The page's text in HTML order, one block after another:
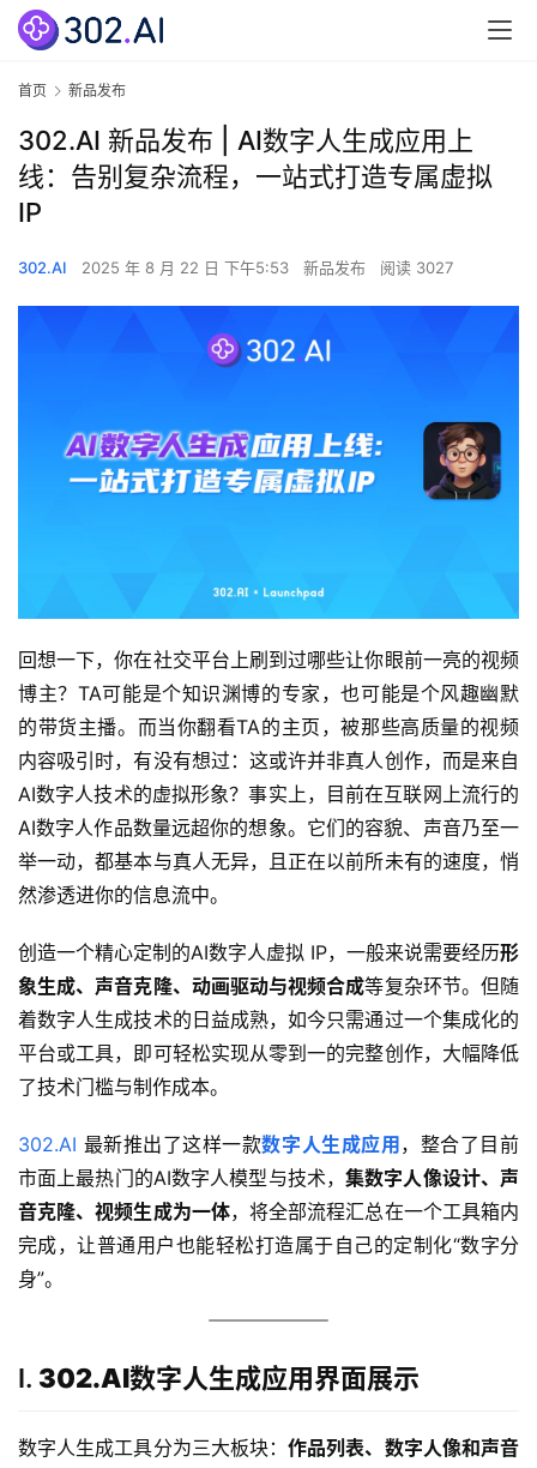
首页 新品发布
302.AI 新品发布 | AI数字人生成应用上
线：告别复杂流程，一站式打造专属虚拟
IP
302.AI 2025 年 8 月 22 日 下午5:53 新品发布 阅读 3027
回想一下，你在社交平台上刷到过哪些让你眼前一亮的视频
博主？TA可能是个知识渊博的专家，也可能是个风趣幽默
的带货主播。而当你翻看TA的主页，被那些高质量的视频
内容吸引时，有没有想过：这或许并非真人创作，而是来自
AI数字人技术的虚拟形象？事实上，目前在互联网上流行的
AI数字人作品数量远超你的想象。它们的容貌、声音乃至一
举一动，都基本与真人无异，且正在以前所未有的速度，悄
然渗透进你的信息流中。
创造一个精心定制的AI数字人虚拟 IP，一般来说需要经历形
象生成、声音克隆、动画驱动与视频合成等复杂环节。但随
着数字人生成技术的日益成熟，如今只需通过一个集成化的
平台或工具，即可轻松实现从零到一的完整创作，大幅降低
了技术门槛与制作成本。
302.AI 最新推出了这样一款数字人生成应用 ，整合了目前
市面上最热门的AI数字人模型与技术，集数字人像设计、声
音克隆、视频生成为一体，将全部流程汇总在一个工具箱内
完成，让普通用户也能轻松打造属于自己的定制化“数字分
身”。
I. 302.AI数字人生成应用界面展示
数字人生成工具分为三大板块：作品列表、数字人像和声音